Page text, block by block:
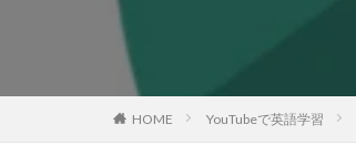
HOME YouTubeで英語学習